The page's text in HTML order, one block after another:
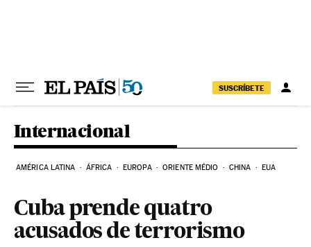
SUSCRÍBETE
Internacional
AMÉRICA LATINA ÁFRICA EUROPA ORIENTE MÉDIO CHINA EUA
Cuba prende quatro
acusados de terrorismo